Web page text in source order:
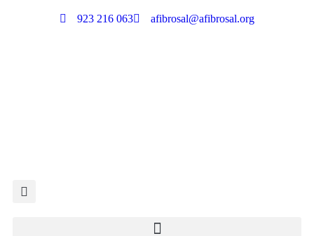
923 216 063 afibrosal@afibrosal.org